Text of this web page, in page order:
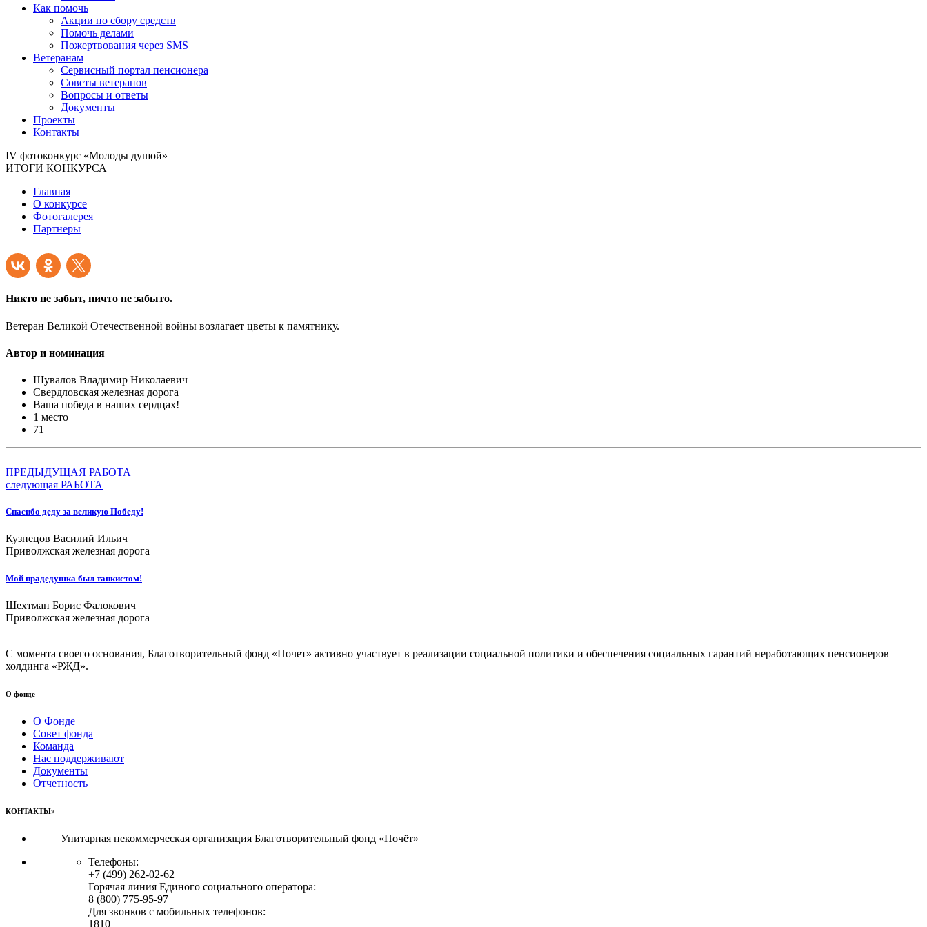
Как помочь
Акции по сбору средств
Помочь делами
Пожертвования через SMS
Ветеранам
Сервисный портал пенсионера
Советы ветеранов
Вопросы и ответы
Документы
Проекты
Контакты
IV фотоконкурс «Молоды душой»
ИТОГИ КОНКУРСА
Главная
О конкурсе
Фотогалерея
Партнеры
Никто не забыт, ничто не забыто.
Ветеран Великой Отечественной войны возлагает цветы к памятнику.
Автор и номинация
Шувалов Владимир Николаевич
Свердловская железная дорога
Ваша победа в наших сердцах!
1 место
71
ПРЕДЫДУЩАЯ РАБОТА
следующая РАБОТА
Спасибо деду за великую Победу!
Кузнецов Василий Ильич
Приволжская железная дорога
Мой прадедушка был танкистом!
Шехтман Борис Фалокович
Приволжская железная дорога
С момента своего основания, Благотворительный фонд «Почет» активно участвует в реализации социальной политики и обеспечения социальных гарантий неработающих пенсионеров
холдинга «РЖД».
О фонде
О Фонде
Совет фонда
Команда
Нас поддерживают
Документы
Отчетность
КОНТАКТЫ»
Унитарная некоммерческая организация Благотворительный фонд «Почёт»
Телефоны:
+7 (499) 262-02-62
Горячая линия Единого социального оператора:
8 (800) 775-95-97
Для звонков с мобильных телефонов:
1810